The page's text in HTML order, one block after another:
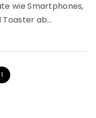
wie Smartphones,
ab…